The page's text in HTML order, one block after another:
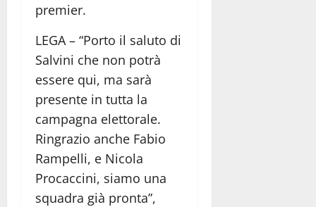
premier.
LEGA – “Porto il saluto di
Salvini che non potrà
essere qui, ma sarà
presente in tutta la
campagna elettorale.
Ringrazio anche Fabio
Rampelli, e Nicola
Procaccini, siamo una
squadra già pronta”,